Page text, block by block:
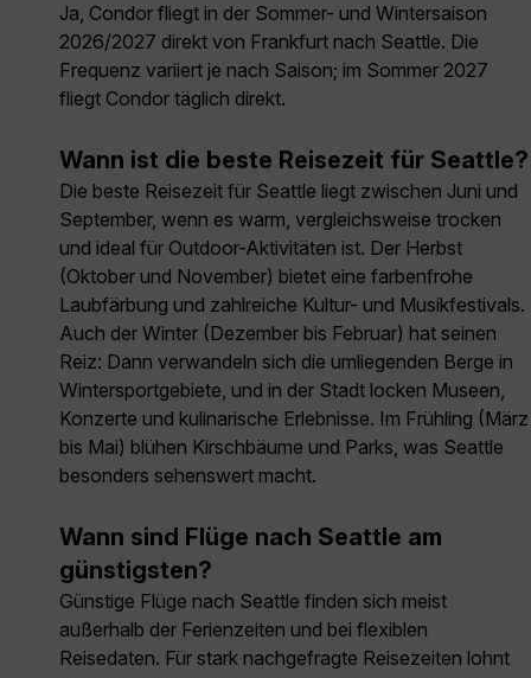
Ja, Condor fliegt in der Sommer- und Wintersaison
2026/2027 direkt von Frankfurt nach Seattle. Die
Frequenz variiert je nach Saison; im Sommer 2027
fliegt Condor täglich direkt.
Wann ist die beste Reisezeit für Seattle?
Die beste Reisezeit für Seattle liegt zwischen Juni und
September, wenn es warm, vergleichsweise trocken
und ideal für Outdoor-Aktivitäten ist. Der Herbst
(Oktober und November) bietet eine farbenfrohe
Laubfärbung und zahlreiche Kultur- und Musikfestivals.
Auch der Winter (Dezember bis Februar) hat seinen
Reiz: Dann verwandeln sich die umliegenden Berge in
Wintersportgebiete, und in der Stadt locken Museen,
Konzerte und kulinarische Erlebnisse. Im Frühling (März
bis Mai) blühen Kirschbäume und Parks, was Seattle
besonders sehenswert macht.
Wann sind Flüge nach Seattle am
günstigsten?
Günstige Flüge nach Seattle finden sich meist
außerhalb der Ferienzeiten und bei flexiblen
Reisedaten. Für stark nachgefragte Reisezeiten lohnt